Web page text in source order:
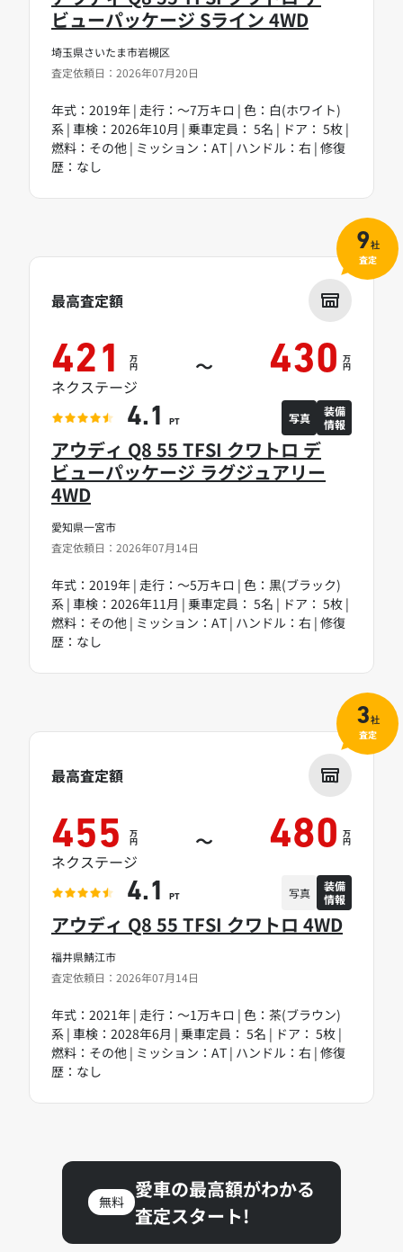
埼玉県さいたま市岩槻区
査定依頼日：2026年07月20日
ビューパッケージ Sライン 4WD
年式：2019年 | 走行：～7万キロ | 色：白(ホワイト)
系 | 車検：2026年10月 | 乗車定員： 5名 | ドア： 5枚 |
燃料：その他 | ミッション：AT | ハンドル：右 | 修復
歴：なし
愛知県一宮市
査定依頼日：2026年07月14日
アウディ Q8 55 TFSI クワトロ デ
ビューパッケージ ラグジュアリー
4WD
年式：2019年 | 走行：～5万キロ | 色：黒(ブラック)
系 | 車検：2026年11月 | 乗車定員： 5名 | ドア： 5枚 |
燃料：その他 | ミッション：AT | ハンドル：右 | 修復
歴：なし
最高査定額
421 万
円 ～ 430 万
円
ネクステージ
4.1 PT 写真
装備
情報
9社
査定
福井県鯖江市
査定依頼日：2026年07月14日
アウディ Q8 55 TFSI クワトロ 4WD
年式：2021年 | 走行：～1万キロ | 色：茶(ブラウン)
系 | 車検：2028年6月 | 乗車定員： 5名 | ドア： 5枚 |
燃料：その他 | ミッション：AT | ハンドル：右 | 修復
歴：なし
最高査定額
455 万
円 ～ 480 万
円
ネクステージ
4.1 PT 写真
装備
情報
3社
査定
無料
愛車の最高額がわかる
査定スタート!